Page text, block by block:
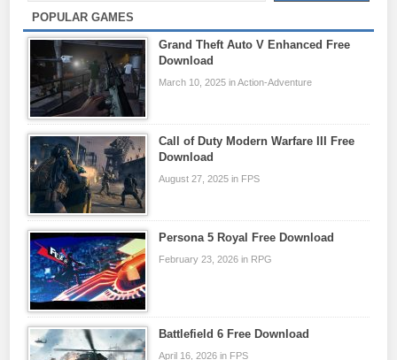
POPULAR GAMES
Grand Theft Auto V Enhanced Free
Download
March 10, 2025 in Action-Adventure
Call of Duty Modern Warfare III Free
Download
August 27, 2025 in FPS
Persona 5 Royal Free Download
February 23, 2026 in RPG
Battlefield 6 Free Download
April 16, 2026 in FPS